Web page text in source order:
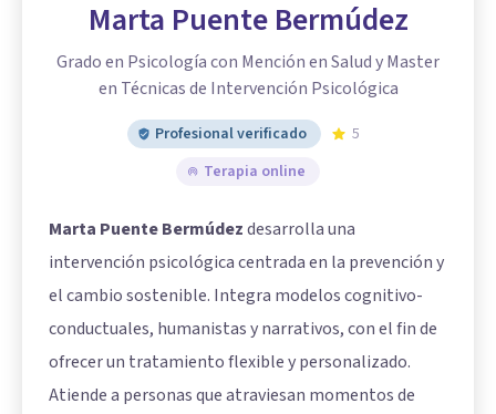
Marta Puente Bermúdez
Grado en Psicología con Mención en Salud y Master
en Técnicas de Intervención Psicológica
Profesional verificado
5
Terapia online
Marta Puente Bermúdezdesarrolla una
intervención psicológica centrada en la prevención y
el cambio sostenible. Integra modelos cognitivo-
conductuales, humanistas y narrativos, con el fin de
ofrecer un tratamiento flexible y personalizado.
Atiende a personas que atraviesan momentos de